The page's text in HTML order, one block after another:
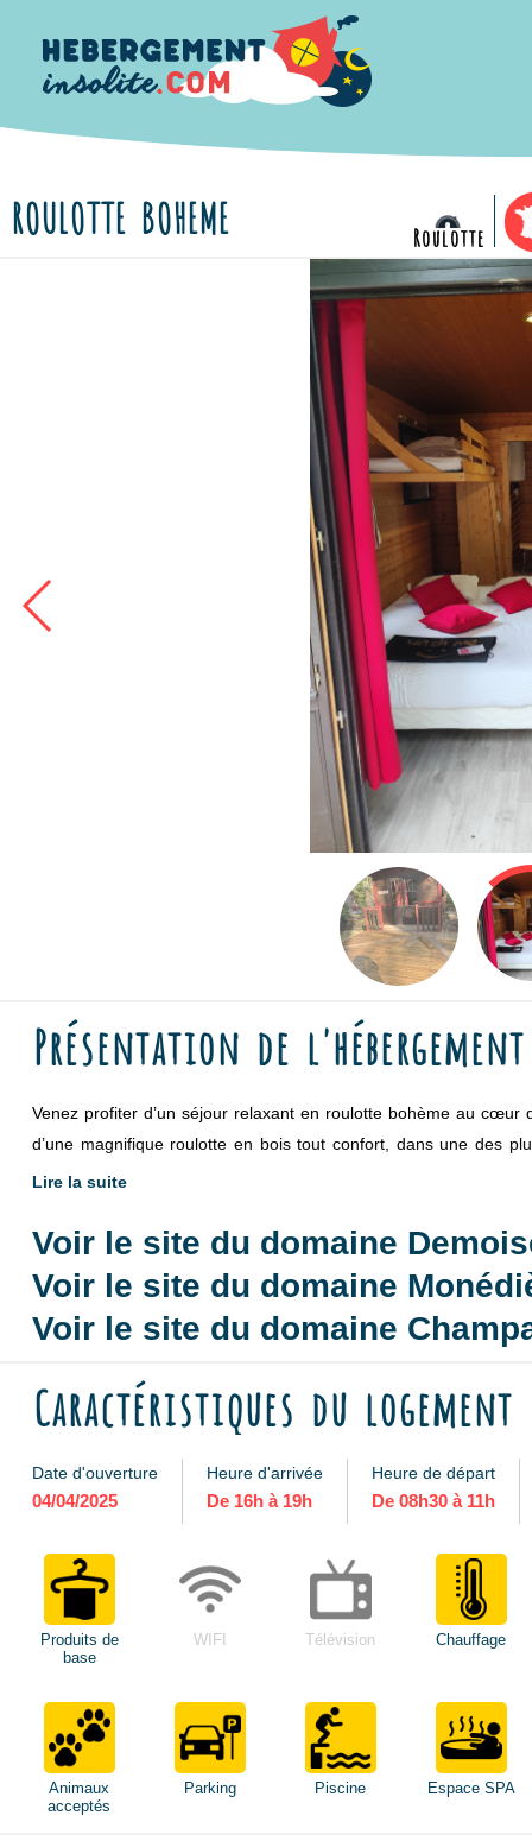
ROULOTTE BOHEME Roulotte
Présentation de l'hébergement
Venez profiter d’un séjour relaxant en roulotte bohème au
d’une magnifique roulotte en bois tout confort, dans une des
famille !
Inspiré des modes de vie nomades, la roulotte bohème vous
campagne.
Lire la suite
Voir le site du domaine
Voir le site du domaine
Voir le site du domaine
Caractéristiques du logement
Date d'ouverture
04/04/2025
Heure d'arrivée
De 16h à 19h
Heure de départ
De 08h30 à 11h
Produits de
base
WIFI Télévision Chauffage
Animaux
acceptés
Parking Piscine Espace SPA